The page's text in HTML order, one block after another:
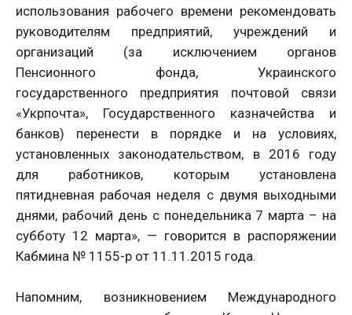
использования рабочего времени рекомендовать
руководителям предприятий, учреждений и
организаций (за исключением органов
Пенсионного фонда, Украинского
государственного предприятия почтовой связи
«Укрпочта», Государственного казначейства и
банков) перенести в порядке и на условиях,
установленных законодательством, в 2016 году
для работников, которым установлена
пятидневная рабочая неделя с двумя выходными
днями, рабочий день с понедельника 7 марта – на
субботу 12 марта», — говорится в распоряжении
Кабмина № 1155-р от 11.11.2015 года.
Напомним, возникновением Международного